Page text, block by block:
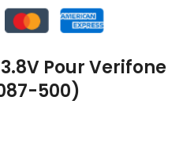
Pour Verifone
500)